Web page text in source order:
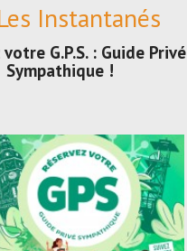
Instantanés
votre G.P.S. : Guide Privé
Sympathique !